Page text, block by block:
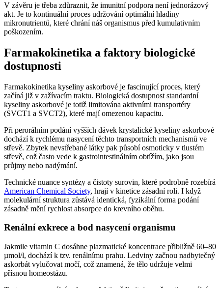
V závěru je třeba zdůraznit, že imunitní podpora není jednorázový
akt. Je to kontinuální proces udržování optimální hladiny
mikronutrientů, které chrání náš organismus před kumulativním
poškozením.
Farmakokinetika a faktory biologické
dostupnosti
Farmakokinetika kyseliny askorbové je fascinující proces, který
začíná již v zažívacím traktu. Biologická dostupnost standardní
kyseliny askorbové je totiž limitována aktivními transportéry
(SVCT1 a SVCT2), které mají omezenou kapacitu.
Při perorálním podání vyšších dávek krystalické kyseliny askorbové
dochází k rychlému nasycení těchto transportních mechanismů ve
střevě. Zbytek nevstřebané látky pak působí osmoticky v tlustém
střevě, což často vede k gastrointestinálním obtížím, jako jsou
průjmy nebo nadýmání.
Technické nuance syntézy a čistoty surovin, které podrobně rozebírá
American Chemical Society, hrají v kinetice zásadní roli. I když
molekulární struktura zůstává identická, fyzikální forma podání
zásadně mění rychlost absorpce do krevního oběhu.
Renální exkrece a bod nasycení organismu
Jakmile vitamin C dosáhne plazmatické koncentrace přibližně 60–80
µmol/l, dochází k tzv. renálnímu prahu. Ledviny začnou nadbytečný
askorbát vylučovat močí, což znamená, že tělo udržuje velmi
přísnou homeostázu.